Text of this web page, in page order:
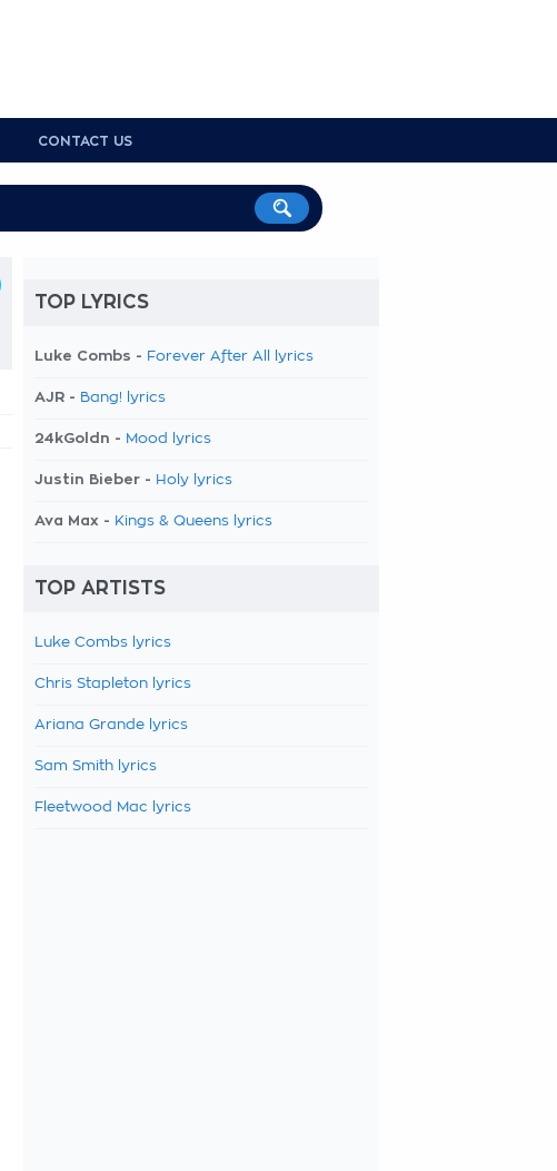
CONTACT US
TOP LYRICS
Luke Combs - Forever After All lyrics
AJR - Bang! lyrics
24kGoldn - Mood lyrics
Justin Bieber - Holy lyrics
Ava Max - Kings & Queens lyrics
TOP ARTISTS
Luke Combs lyrics
Chris Stapleton lyrics
Ariana Grande lyrics
Sam Smith lyrics
Fleetwood Mac lyrics